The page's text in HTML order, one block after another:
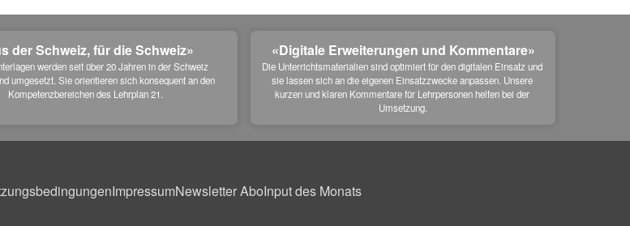
der Schweiz, für die Schweiz»
werden seit über 20 Jahren in der Schweiz
umgesetzt. Sie orientieren sich konsequent an den
Kompetenzbereichen des Lehrplan 21.
«Digitale Erweiterungen und Kommentare»
Die Unterrichtsmaterialien sind optimiert für den digitalen Einsatz und
sie lassen sich an die eigenen Einsatzzwecke anpassen. Unsere
kurzen und klaren Kommentare für Lehrpersonen helfen bei der
Umsetzung.
ImpressumNewsletter AboInput des Monats